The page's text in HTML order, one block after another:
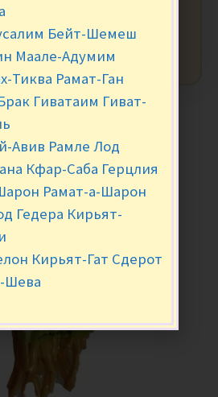
Бейт-Шемеш
Маале-Адумим
Тиква Рамат-Ган
Гиватаим Гиват-
Авив Рамле Лод
Кфар-Саба Герцлия
Рамат-а-Шарон
Гедера Кирьят-
Кирьят-Гат Сдерот
Шева